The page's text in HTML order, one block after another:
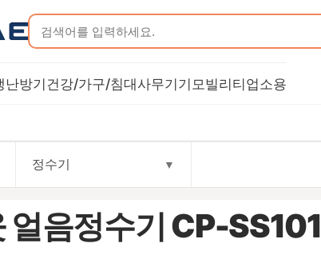
난방기건강/가구/침대사무기기 모빌리티업소용
정수기 ▼
음정수기 CP-SS101